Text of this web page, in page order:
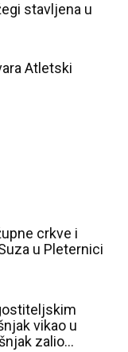
stavljena u
Atletski
crkve i
u Pleternici
vikao u
zalio...